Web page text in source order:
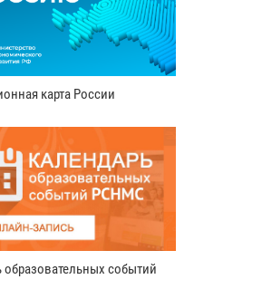
карта России
образовательных событий